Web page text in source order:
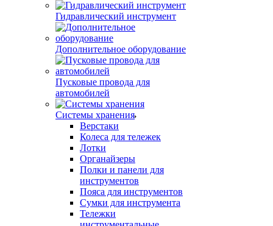
Гидравлический инструмент
Дополнительное оборудование
Пусковые провода для
автомобилей
Системы хранения
Верстаки
Колеса для тележек
Лотки
Органайзеры
Полки и панели для
инструментов
Пояса для инструментов
Сумки для инструмента
Тележки